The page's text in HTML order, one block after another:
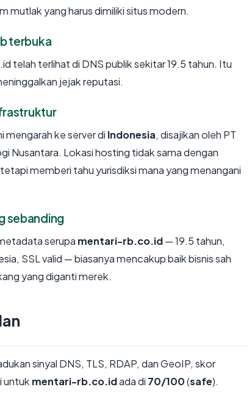
mutlak yang harus dimiliki situs modern.
terbuka
telah terlihat di DNS publik sekitar 19.5 tahun. Itu
jejak reputasi.
mengarah ke server di Indonesia, disajikan oleh PT
Nusantara. Lokasi hosting tidak sama dengan
memberi tahu yurisdiksi mana yang menangani
sebanding
serupa mentari-rb.co.id— 19.5 tahun,
SSL valid — biasanya mencakup baik bisnis sah
yang diganti merek.
sinyal DNS, TLS, RDAP, dan GeoIP, skor
untuk mentari-rb.co.idada di 70/100(safe).